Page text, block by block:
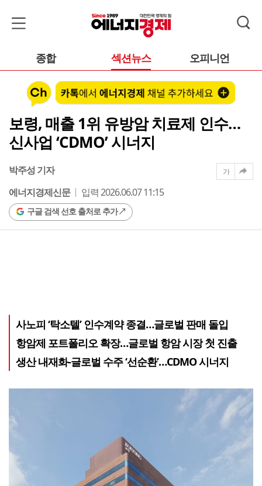
종합 섹션뉴스 오피니언
보령, 매출 1위 유방암 치료제 인수…
신사업 ‘CDMO’ 시너지
박주성 기자
에너지경제신문
입력 2026.06.07 11:15
구글 검색 선호 출처로 추가
가
사노피 ‘탁소텔’ 인수계약 종결…글로벌 판매 돌입
항암제 포트폴리오 확장…글로벌 항암 시장 첫 진출
생산 내재화-글로벌 수주 ‘선순환’…CDMO 시너지